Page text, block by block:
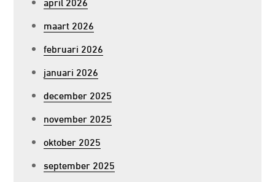
maart 2026
februari 2026
januari 2026
december 2025
november 2025
oktober 2025
september 2025